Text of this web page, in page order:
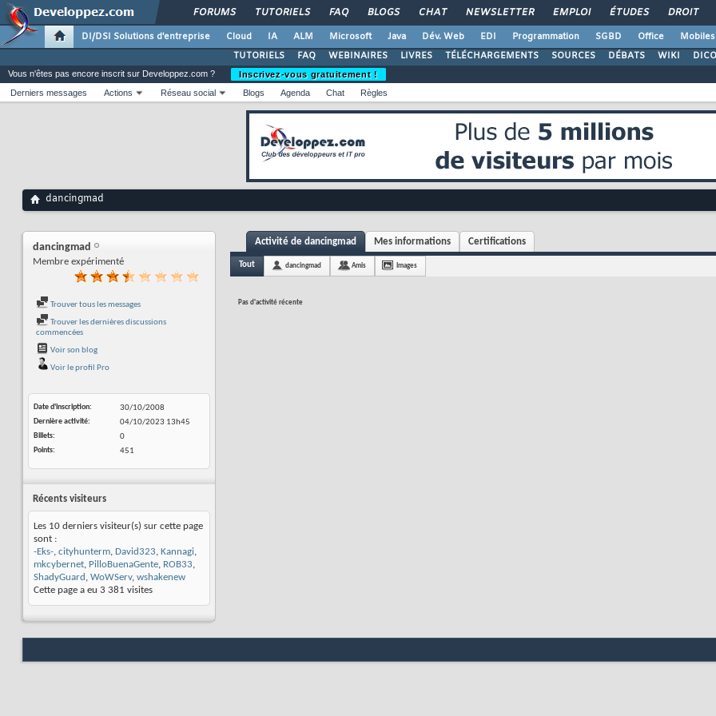
FORUMS TUTORIELS FAQ BLOGS CHAT NEWSLETTER EMPLOI ÉTUDES DROIT
DI/DSI Solutions d'entreprise Cloud IA ALM Microsoft Java Dév. Web EDI Programmation SGBD Office Mobiles
TUTORIELS
FAQ WEBINAIRES LIVRES TÉLÉCHARGEMENTS SOURCES DÉBATS WIKI DICO
Vous n'êtes pas encore inscrit sur Developpez.com ?
Inscrivez-vous gratuitement !
Derniers messages
Actions Réseau social Blogs Agenda Chat Règles
dancingmad
dancingmad
Membre expérimenté
Trouver tous les messages
Trouver les dernières discussions
commencées
Voir son blog
Voir le profil Pro
Date d'inscription
30/10/2008
Dernière activité
04/10/2023 13h45
Billets
0
Points
451
Récents visiteurs
Les 10 derniers visiteur(s) sur cette page
sont :
-Eks-, cityhunterm, David323, Kannagi,
mkcybernet, PilloBuenaGente, ROB33,
ShadyGuard , WoWServ, wshakenew
Cette page a eu 3 381 visites
Activité de dancingmad Mes informations Certifications
Tout dancingmad Amis Images
Pas d'activité récente